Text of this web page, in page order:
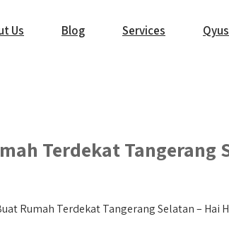
Us Blog Services
Terdekat Tangerang
Rumah Terdekat Tangerang Selatan – Hai